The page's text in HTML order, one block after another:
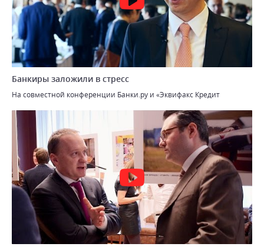
Банкиры заложили в стресс
На совместной конференции Банки.ру и «Эквифакс Кредит